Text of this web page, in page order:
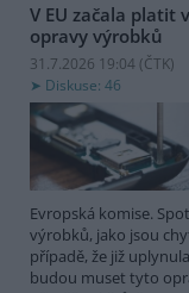
V EU začala platit
opravy výrobků
31.7.2026 19:04 (ČTK)
Diskuse: 46
Evropská komise.
výrobků, jako jsou
případě, že již
budou muset tyto